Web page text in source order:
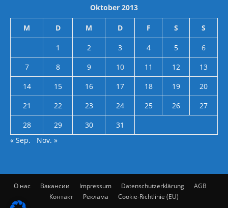
Oktober 2013
M D M D F S S
1 2 3 4 5
6
7
8 9 10 11 12
13
14
15 16 17 18 19
20
21
22 23 24 25 26
27
28
29 30
31
« Sep.
Nov. »
О нас Вакансии Impressum Datenschutzerklärung
AGB
Контакт
Реклама Cookie-Richtlinie (EU)